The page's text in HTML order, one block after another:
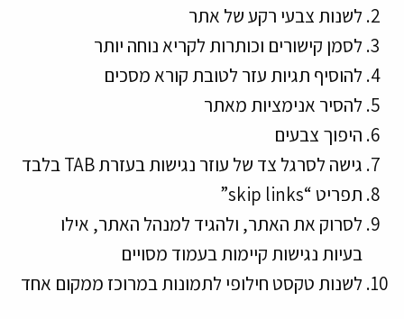
לשנות צבעי רקע של אתר
לסמן קישורים וכותרות לקריא נוחה יותר
להוסיף תגיות עזר לטובת קורא מסכים
להסיר אנימציות מאתר
היפוך צבעים
גישה לסרגל צד של עוזר נגישות בעזרת TAB בלבד
תפריט “skip links”
לסרוק את האתר, ולהגיד למנהל האתר, אילו
בעיות נגישות קיימות בעמוד מסויים
לשנות טקסט חילופי לתמונות במרוכז ממקום אחד